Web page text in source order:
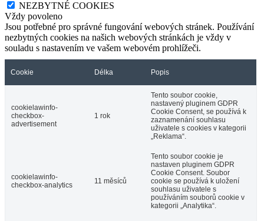
NEZBYTNÉ COOKIES
Vždy povoleno
Jsou potřebné pro správné fungování webových stránek. Používání
nezbytných cookies na našich webových stránkách je vždy v
souladu s nastavením ve vašem webovém prohlížeči.
Cookie Délka Popis
cookielawinfo-
checkbox-
advertisement
1 rok
Tento soubor cookie,
nastavený pluginem GDPR
Cookie Consent, se používá k
zaznamenání souhlasu
uživatele s cookies v kategorii
„Reklama“.
cookielawinfo-
checkbox-analytics
11 měsíců
Tento soubor cookie je
nastaven pluginem GDPR
Cookie Consent. Soubor
cookie se používá k uložení
souhlasu uživatele s
používáním souborů cookie v
kategorii „Analytika“.